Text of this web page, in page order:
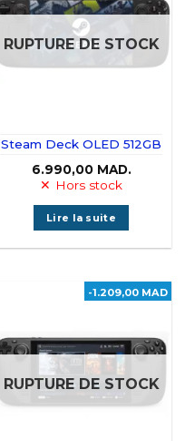
RUPTURE DE STOCK
Steam Deck OLED 512GB
6.990,00 MAD.
Hors stock
Lire la suite
-1.209,00 MAD
RUPTURE DE STOCK